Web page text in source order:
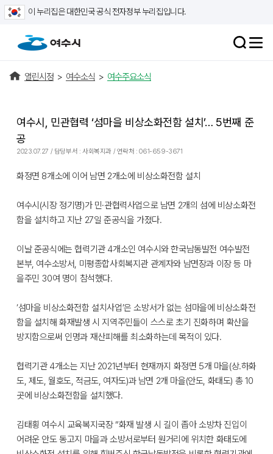
이 누리집은 대한민국 공식 전자정부 누리집입니다.
열린시정 > 여수소식 > 여수주요소식
여수시, 민관협력 ‘섬마을 비상소화전함 설치’… 5번째 준
공
2023.07.27 / 담당부서 : 사회복지과 / 연락처 : 061-659-3671
화정면 8개소에 이어 남면 2개소에 비상소화전함 설치
여수시(시장 정기명)가 민·관협력사업으로 남면 2개의 섬에 비상소화전
함을 설치하고 지난 27일 준공식을 가졌다.
이날 준공식에는 협력기관 4개소인 여수시와 한국남동발전 여수발전
본부, 여수소방서, 미평종합사회복지관 관계자와 남면장과 이장 등 마
을주민 30여 명이 참석했다.
‘섬마을 비상소화전함 설치사업’은 소방서가 없는 섬마을에 비상소화전
함을 설치해 화재발생 시 지역주민들이 스스로 초기 진화하며 확산을
방지함으로써 인명과 재산피해를 최소화하는데 목적이 있다.
협력기관 4개소는 지난 2021년부터 현재까지 화정면 5개 마을(상․하화
도, 제도, 월호도, 적금도, 여자도)과 남면 2개 마을(안도, 화태도) 총 10
곳에 비상소화전함을 설치했다.
김태횡 여수시 교육복지국장 “화재 발생 시 길이 좁아 소방차 진입이
어려운 안도 동고지 마을과 소방서로부터 원거리에 위치한 화태도에